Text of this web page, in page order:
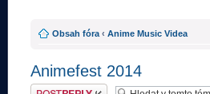
Obsah fóra ‹ Anime Music Videa
Animefest 2014
Odeslat odpověď